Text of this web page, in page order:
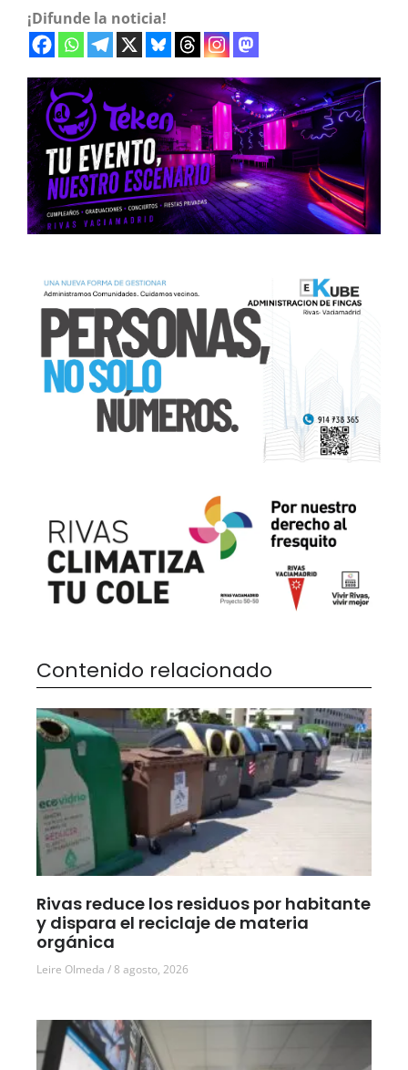
¡Difunde la noticia!
Contenido relacionado
Rivas reduce los residuos por habitante
y dispara el reciclaje de materia
orgánica
Leire Olmeda 8 agosto, 2026